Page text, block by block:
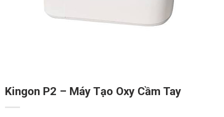
Kingon P2 – Máy Tạo Oxy Cầm Tay